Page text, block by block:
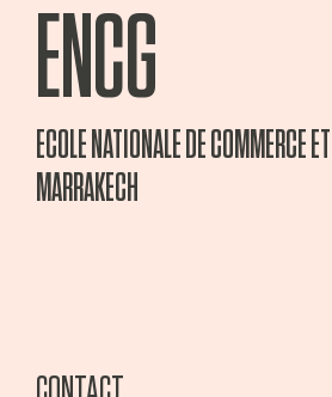
ENCG
ECOLE NATIONALE DE COMMERCE
MARRAKECH